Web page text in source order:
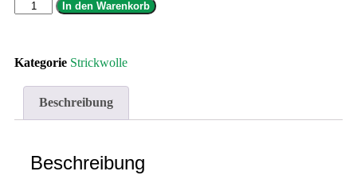
In den Warenkorb
Kategorie Strickwolle
Beschreibung
Beschreibung